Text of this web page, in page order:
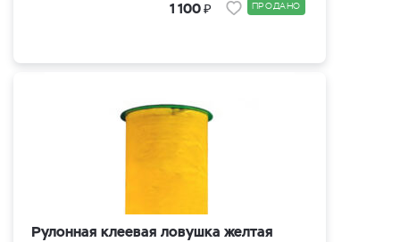
1 100₽ ПРОДАНО
Рулонная клеевая ловушка желтая